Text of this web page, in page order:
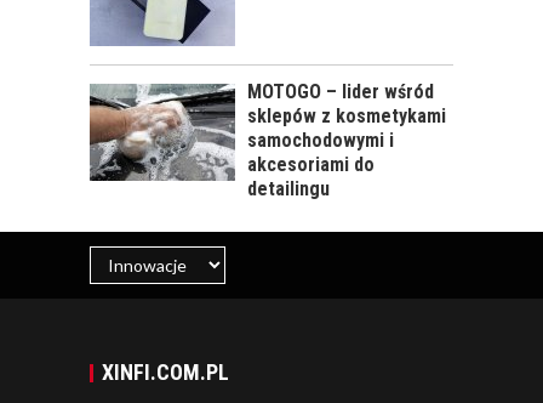
MOTOGO – lider wśród
sklepów z kosmetykami
samochodowymi i
akcesoriami do
detailingu
XINFI.COM.PL